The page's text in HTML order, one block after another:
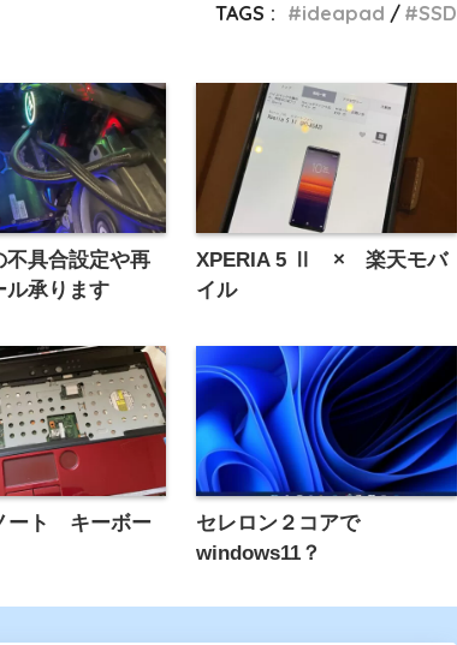
TAGS :
ideapad SSD
不具合設定や再
ル承ります
XPERIA 5 Ⅱ × 楽天モバ
イル
ート キーボー
セレロン２コアで
windows11？